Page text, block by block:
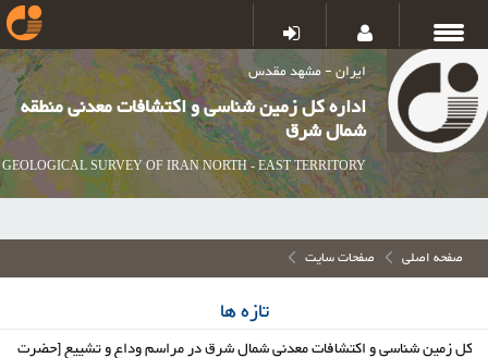
ایران - مشهد مقدس
اداره کل زمین شناسی و اکتشافات معدنی منطقه
شمال شرق
GEOLOGICAL SURVEY OF IRAN NORTH - EAST TERRITORY
صفحه اصلی صفحات سایت
تازه ها
شناسی و اکتشافات معدنی شمال شرق در مراسم وداع و تشییع [حضرت آیت